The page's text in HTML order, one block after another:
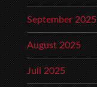
September 2025
August 2025
Juli 2025